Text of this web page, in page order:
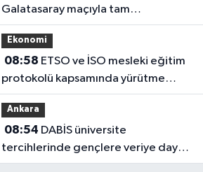
Galatasaray maçıyla tam
kapasiteyle kapılarını açacak
Ekonomi
08:58
protokolü kapsamında yürütme
kurulu toplandı
Ankara
08:54
tercihlerinde gençlere veriye dayalı
rehberlik sunuyor